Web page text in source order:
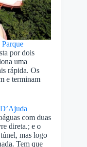
por dois
uma
rápida. Os
e terminam
com duas
direta.; e o
mas logo
Tem que